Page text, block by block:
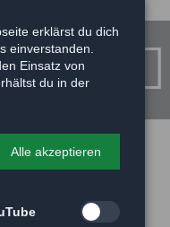
erklärst du dich
einverstanden.
Einsatz von
du in der
Alle akzeptieren